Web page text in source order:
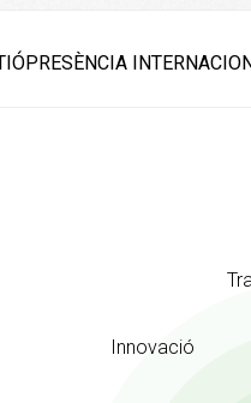
PRESÈNCIA
Innovació